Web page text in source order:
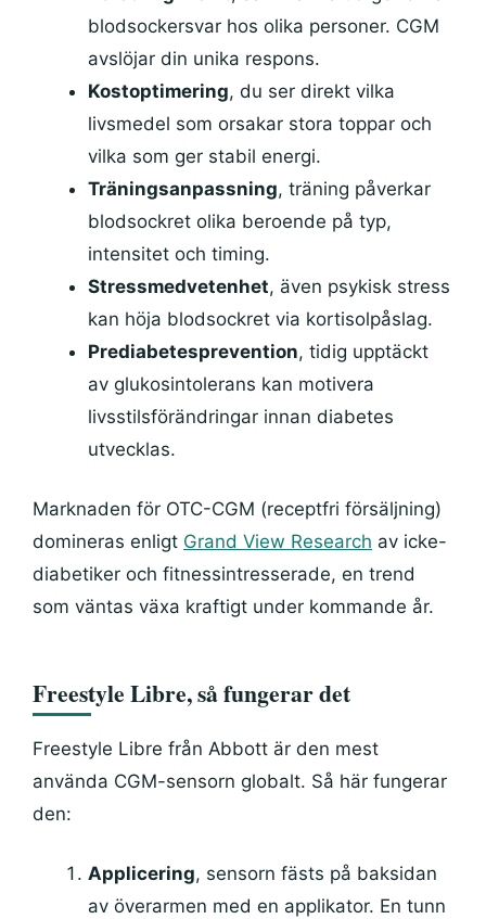
blodsockersvar hos olika personer. CGM
avslöjar din unika respons.
Kostoptimering, du ser direkt vilka
livsmedel som orsakar stora toppar och
vilka som ger stabil energi.
Träningsanpassning, träning påverkar
blodsockret olika beroende på typ,
intensitet och timing.
Stressmedvetenhet, även psykisk stress
kan höja blodsockret via kortisolpåslag.
Prediabetesprevention, tidig upptäckt
av glukosintolerans kan motivera
livsstilsförändringar innan diabetes
utvecklas.
Marknaden för OTC-CGM (receptfri försäljning)
domineras enligt Grand View Research av icke-
diabetiker och fitnessintresserade, en trend
som väntas växa kraftigt under kommande år.
Freestyle Libre, så fungerar det
Freestyle Libre från Abbott är den mest
använda CGM-sensorn globalt. Så här fungerar
den:
Applicering, sensorn fästs på baksidan
av överarmen med en applikator. En tunn